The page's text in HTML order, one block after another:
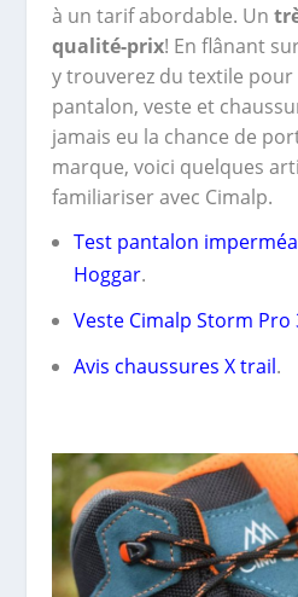
à un tarif abordable. Un
qualité-prix! En flânant
y trouverez du textile
pantalon, veste et
jamais eu la chance de
marque, voici quelques
familiariser avec Cimalp.
Test pantalon
Hoggar.
Veste Cimalp Storm Pro
Avis chaussures X trail.